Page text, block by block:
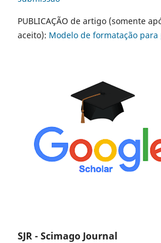
PUBLICAÇÃO de artigo (somente
aceito): Modelo de formatação
SJR - Scimago Journal